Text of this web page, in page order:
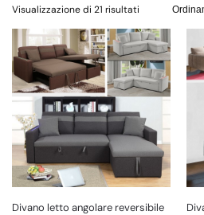
Visualizzazione di 21 risultati
Divano letto angolare reversibile